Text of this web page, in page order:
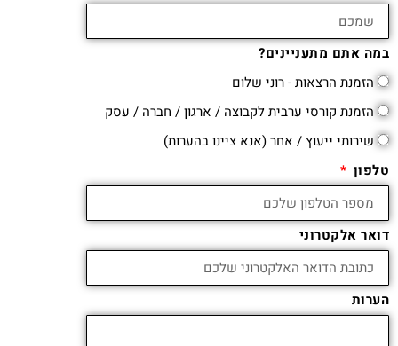
במה אתם מתעניינים?
הזמנת הרצאות - רוני שלום
הזמנת קורסי ערבית לקבוצה / ארגון / חברה / עסק
שירותי ייעוץ / אחר (אנא ציינו בהערות)
טלפון
דואר אלקטרוני
הערות